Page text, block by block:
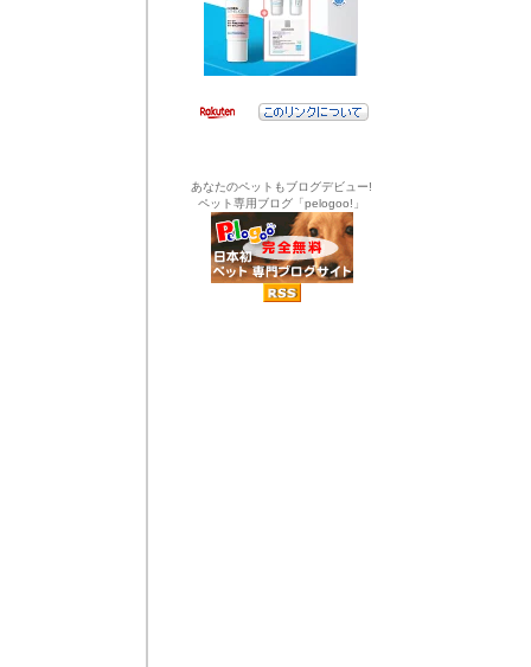
あなたのペットもブログデビュー!
ペット専用ブログ「pelogoo!」